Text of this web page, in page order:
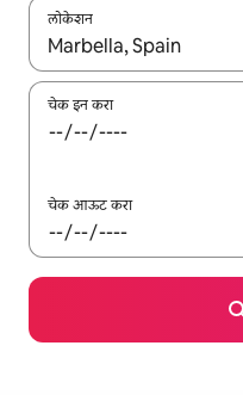
लोकेशन
जेव्हा परिणाम उपलब्ध असतील,
चेक इन करा
चेक आऊट करा